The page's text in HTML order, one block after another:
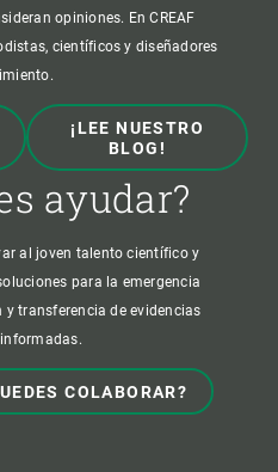
opiniones. En CREAF
científicos y diseñadores
¡LEE NUESTRO
BLOG!
ayudar?
al joven talento científico y
para la emergencia
transferencia de evidencias
COLABORAR?